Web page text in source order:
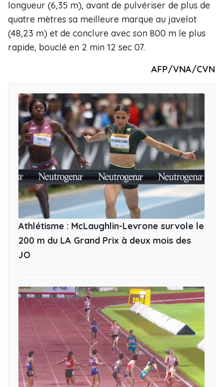
longueur (6,35 m), avant de pulvériser de plus de
quatre mètres sa meilleure marque au javelot
(48,23 m) et de conclure avec son 800 m le plus
rapide, bouclé en 2 min 12 sec 07.
AFP/VNA/CVN
Athlétisme : McLaughlin-Levrone survole le
200 m du LA Grand Prix à deux mois des
JO